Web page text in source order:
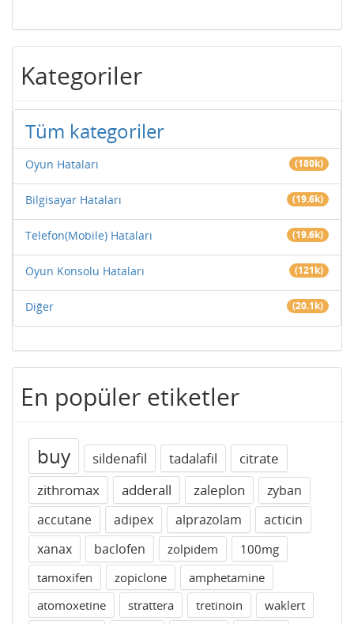
Kategoriler
Tüm kategoriler
Oyun Hataları (180k)
Bilgisayar Hataları (19.6k)
Telefon(Mobile) Hataları (19.6k)
Oyun Konsolu Hataları (121k)
Diğer (20.1k)
En popüler etiketler
buy sildenafil tadalafil
citrate
zithromax
adderall zaleplon
zyban
accutane
adipex alprazolam
acticin
xanax
baclofen zolpidem
100mg
tamoxifen
zopiclone
amphetamine
atomoxetine
strattera tretinoin
waklert